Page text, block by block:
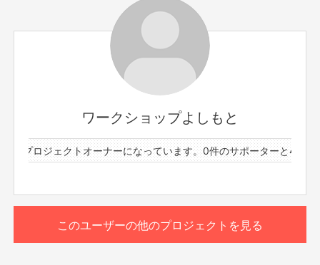
ワークショップよしもと
プロジェクトオーナーになっています。0件のサポーターと4件のプ
＊事前にzoomのダウンロードをお願いいたします。当日
は、ネット環境の良い場所にいてください。
zoomのアドレスですが、前々日中にはお送りをさせて
また、プロジェクト本文の末尾に記載されている【ご支
援にあたってのご注意事項】を必ずご一読ください。
顔出ししたくない方は前日までにお知らせください。
サポーター数 お届け予定日
2020年6月
6月20日（土）22時～22時20分 のオバタイムが利用可能
限定でお願いいたします。
基本情報内容を参考に、ご希望をお知らせください。メニ
ューは下記からの選択制になります。
【メニュー】
・カスタムものまねショー
（あなたがやってほしいものまねを組み合わせてものまね
このユーザーの他のプロジェクトを見る